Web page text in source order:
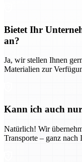
Bietet Ihr
an?
Ja, wir stellen Ihnen
Materialien zur
Kann ich auch
Natürlich! Wir
Transporte – ganz nach